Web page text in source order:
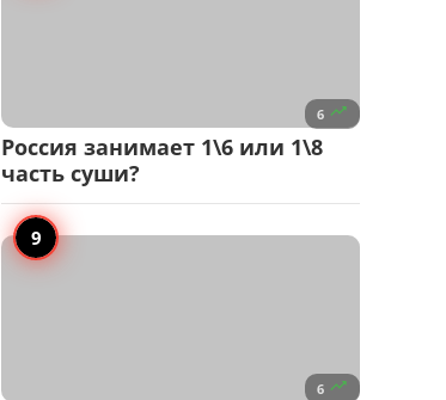
6 
Россия занимает 1\6 или 1\8
часть суши?
6 